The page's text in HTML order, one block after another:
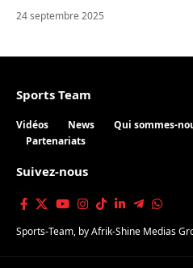
24 septembre 2025
Sports Team
Vidéos News Qui sommes-
Partenariats
Suivez-nous
Sports-Team, byAfrik-Shine Medias